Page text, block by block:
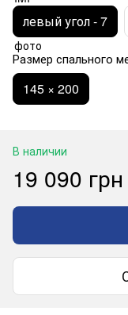
левый угол - 7
Размер спального
145 × 200
В наличии
19 090 грн